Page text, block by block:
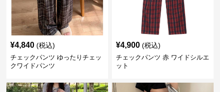
¥4,840 (税込)
チェックパンツ ゆったりチェッ
クワイドパンツ
¥4,900 (税込)
チェックパンツ 赤 ワイドシルエ
ット